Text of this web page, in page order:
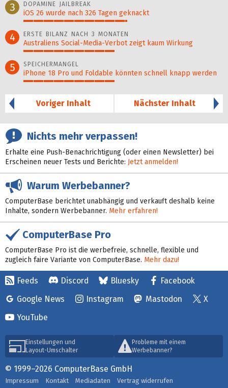
3 DOPAMINE JAILBREAK
iOS 26 wurde nach 326 Tagen geknackt
4 ERSTE BILANZ NACH 3 MONATEN
Australiens Social-Media-Verbot zeigt kaum Wirkung
5 SPEICHERMANGEL
iPhone 18 Pro und Foldable könnten schnell knapp werden
Voriger Inhalt
Nächster Inhalt
Nichts mehr verpassen!
Erhalte eine Push-Benachrichtigung (oder einen Newsletter) bei
Erscheinen neuer Tests und Berichte: Jetzt anmelden!
Warum Werbebanner?
ComputerBase berichtet unabhängig und verkauft deshalb keine
Inhalte, sondern Werbebanner. Mehr erfahren!
ComputerBase Pro
ComputerBase Pro ist die werbefreie, schnelle, flexible und
zugleich faire Variante von ComputerBase. Mehr dazu!
Feeds Discord Bluesky
Facebook
Google News
Instagram Mastodon
X
YouTube
Einstellungen und
Layout-Umschalter
Probleme mit einem
Werbebanner?
© 1999–2026 ComputerBase GmbH
Impressum Kontakt Mediadaten
Vertrag widerrufen